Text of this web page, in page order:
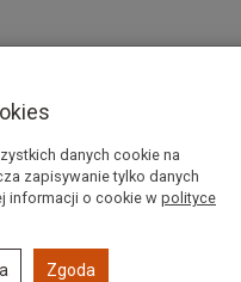
danych cookie na
zapisywanie tylko danych
informacji o cookie w polityce
Zgoda